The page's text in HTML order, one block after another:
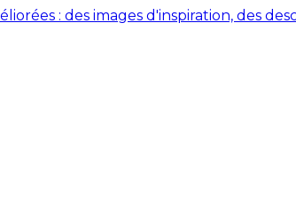
: des images d'inspiration, des